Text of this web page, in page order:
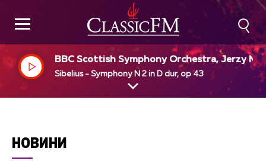
BBC Scottish Symphony Orchestra, Jerzy
imiuk, dir
Sibelius - Symphony N 2 in D dur, op 43
НОВИНИ